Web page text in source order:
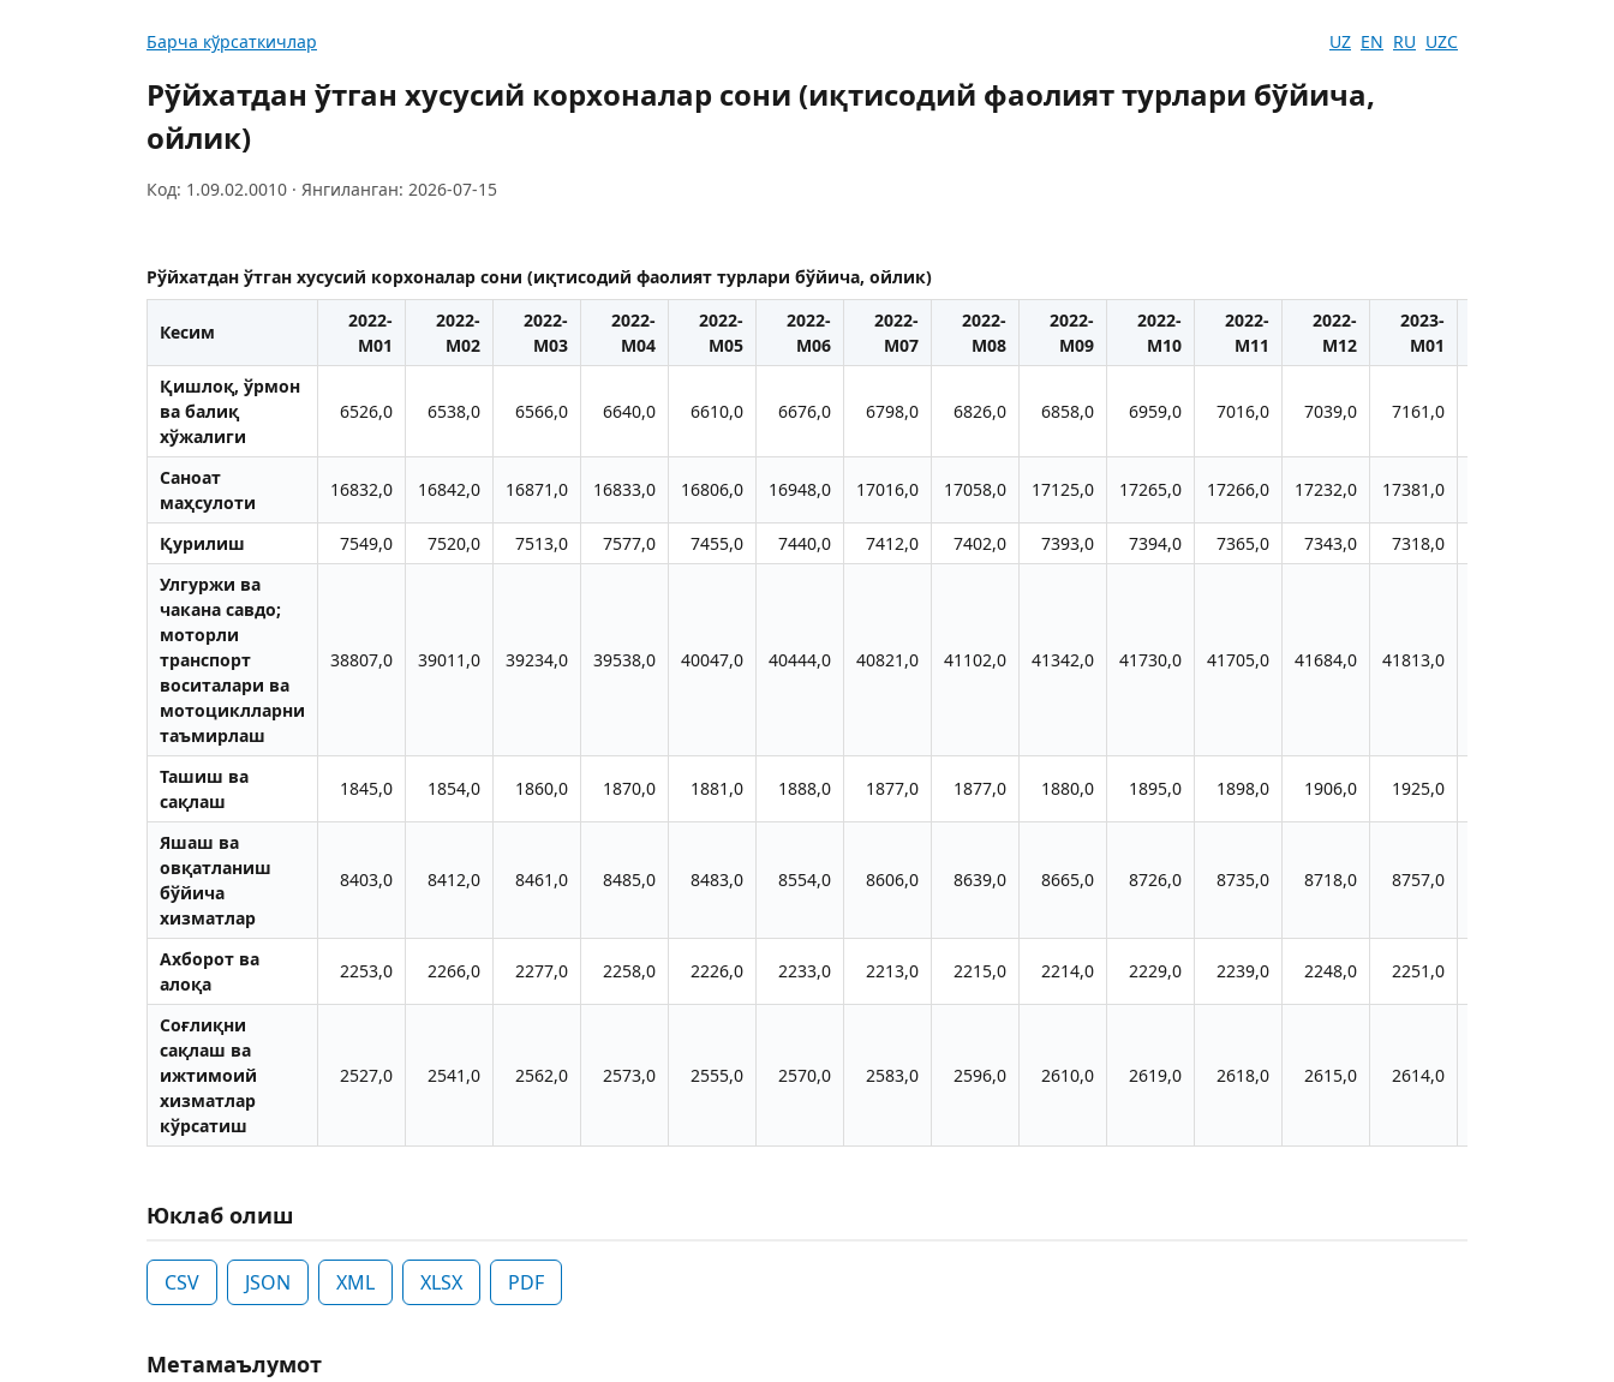
Барча кўрсаткичлар UZ EN RU UZC
Рўйхатдан ўтган хусусий корхоналар сони (иқтисодий фаолият турлари бўйича,
ойлик)
Код: 1.09.02.0010 · Янгиланган: 2026-07-15
Рўйхатдан ўтган хусусий корхоналар сони (иқтисодий фаолият турлари бўйича, ойлик)
Кесим
2022-
M01
2022-
M02
2022-
M03
2022-
M04
2022-
M05
2022-
M06
2022-
M07
2022-
M08
2022-
M09
2022-
M10
2022-
M11
2022-
M12
2023-
M01
Қишлоқ, ўрмон
ва балиқ
хўжалиги
6526,0 6538,0 6566,0 6640,0 6610,0 6676,0 6798,0 6826,0 6858,0 6959,0 7016,0 7039,0 7161,0
Саноат
маҳсулоти
16832,0 16842,0 16871,0 16833,0 16806,0 16948,0 17016,0 17058,0 17125,0 17265,0 17266,0 17232,0 17381,0
Қурилиш 7549,0 7520,0 7513,0 7577,0 7455,0 7440,0 7412,0 7402,0 7393,0 7394,0 7365,0 7343,0 7318,0
Улгуржи ва
чакана савдо;
моторли
транспорт
воситалари ва
мотоциклларни
таъмирлаш
38807,0 39011,0 39234,0 39538,0 40047,0 40444,0 40821,0 41102,0 41342,0 41730,0 41705,0 41684,0 41813,0
Ташиш ва
сақлаш
1845,0 1854,0 1860,0 1870,0 1881,0 1888,0 1877,0 1877,0 1880,0 1895,0 1898,0 1906,0 1925,0
Яшаш ва
овқатланиш
бўйича
хизматлар
8403,0 8412,0 8461,0 8485,0 8483,0 8554,0 8606,0 8639,0 8665,0 8726,0 8735,0 8718,0 8757,0
Ахборот ва
алоқа
2253,0 2266,0 2277,0 2258,0 2226,0 2233,0 2213,0 2215,0 2214,0 2229,0 2239,0 2248,0 2251,0
Соғлиқни
сақлаш ва
ижтимоий
хизматлар
кўрсатиш
2527,0 2541,0 2562,0 2573,0 2555,0 2570,0 2583,0 2596,0 2610,0 2619,0 2618,0 2615,0 2614,0
Юклаб олиш
CSV JSON XML XLSX PDF
Метамаълумот